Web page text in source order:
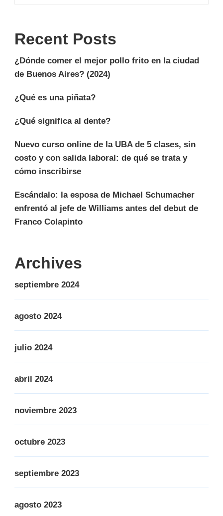
Recent Posts
¿Dónde comer el mejor pollo frito en la ciudad
de Buenos Aires? (2024)
¿Qué es una piñata?
¿Qué significa al dente?
Nuevo curso online de la UBA de 5 clases, sin
costo y con salida laboral: de qué se trata y
cómo inscribirse
Escándalo: la esposa de Michael Schumacher
enfrentó al jefe de Williams antes del debut de
Franco Colapinto
Archives
septiembre 2024
agosto 2024
julio 2024
abril 2024
noviembre 2023
octubre 2023
septiembre 2023
agosto 2023